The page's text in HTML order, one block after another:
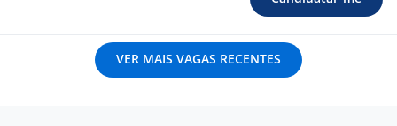
VER MAIS VAGAS RECENTES